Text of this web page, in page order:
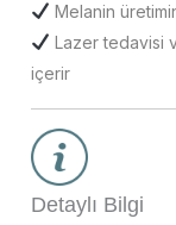
Melanin
Lazer tedavisi
içerir
Detaylı Bilgi